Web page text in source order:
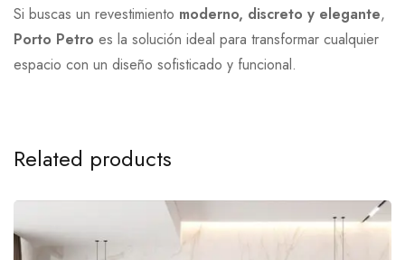
Si buscas un revestimiento moderno, discreto y elegante,
Porto Petro es la solución ideal para transformar cualquier
espacio con un diseño sofisticado y funcional.
Related products